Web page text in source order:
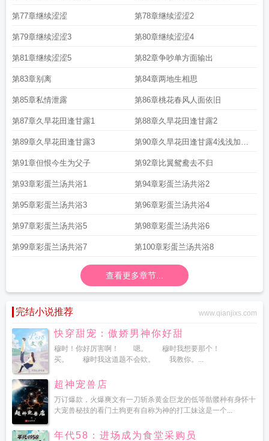
第77章继续涩涩 第78章继续涩涩2
第79章继续涩涩3 第80章继续涩涩4
第81章继续涩涩5 第82章争吵单方面输出
第83章别离 第84章两地生相思
第85章私情泄露 第86章桃花春风人面依旧
第87章久旱花田逢甘露1 第88章久旱花田逢甘露2
第89章久旱花田逢甘露3 第90章久旱花田逢甘露4浅浅加更
一章
第91章但恨今生为父子 第92章比翼鸳鸯去不归
第93章彩蛋兰汤共浴1 第94章彩蛋兰汤共浴2
第95章彩蛋兰汤共浴3 第96章彩蛋兰汤共浴4
第97章彩蛋兰汤共浴5 第98章彩蛋兰汤共浴6
第99章彩蛋兰汤共浴7 第100章彩蛋兰汤共浴8
查看更多章节...
完结小说推荐 www.qianjixs.com
快穿甜宠：傲娇男神你好甜
穆时！你好厉害啊！ 嗯。 穆时我想要那个！
买。 穆时我这道题不会欸。 我教你。...
超神宠兽店
万订爆款，火爆爽文有一刀斩杀黄金巨龙的低等骷髅种有身怀十
大宠兽秘技的看门土狗更有自称为神的打工妹这是一个...
年代58：进场成为食堂采购员